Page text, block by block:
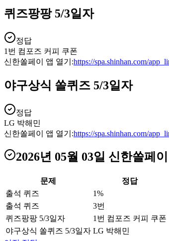
퀴즈팡팡 5/3일자
정답
1번 컴포즈 커피 쿠폰
신한쏠페이 앱 열기:https://spa.shinhan.com/
야구상식 쏠퀴즈 5/3일자
정답
LG 박해민
신한쏠페이 앱 열기:https://spa.shinhan.com/
2026년 05월 03일 신한쏠페
문제
정답
출석 퀴즈
1%
출석 퀴즈
3번
퀴즈팡팡 5/3일자
1번 컴포즈 커피 쿠폰
야구상식 쏠퀴즈 5/3일자 LG 박해민